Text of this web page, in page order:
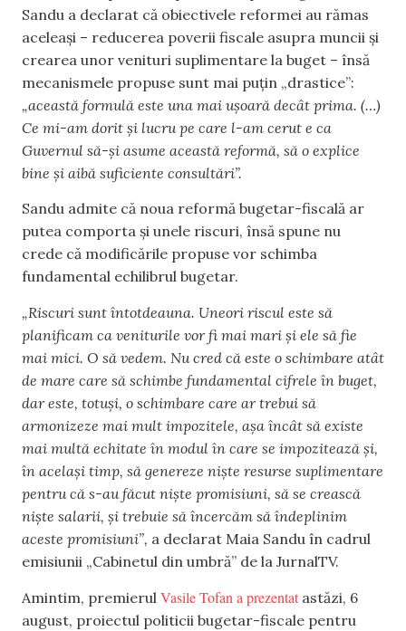
Sandu a declarat că obiectivele reformei au rămas
aceleași – reducerea poverii fiscale asupra muncii și
crearea unor venituri suplimentare la buget – însă
mecanismele propuse sunt mai puțin „drastice”:
„această formulă este una mai ușoară decât prima. (…)
Ce mi-am dorit și lucru pe care l-am cerut e ca
Guvernul să-și asume această reformă, să o explice
bine și aibă suficiente consultări”.
Sandu admite că noua reformă bugetar-fiscală ar
putea comporta și unele riscuri, însă spune nu
crede că modificările propuse vor schimba
fundamental echilibrul bugetar.
„Riscuri sunt întotdeauna. Uneori riscul este să
planificam ca veniturile vor fi mai mari și ele să fie
mai mici. O să vedem. Nu cred că este o schimbare atât
de mare care să schimbe fundamental cifrele în buget,
dar este, totuși, o schimbare care ar trebui să
armonizeze mai mult impozitele, așa încât să existe
mai multă echitate în modul în care se impozitează și,
în același timp, să genereze niște resurse suplimentare
pentru că s-au făcut niște promisiuni, să se crească
niște salarii, și trebuie să încercăm să îndeplinim
aceste promisiuni”, a declarat Maia Sandu în cadrul
emisiunii „Cabinetul din umbră” de la JurnalTV.
Amintim, premierul Vasile Tofan a prezentat astăzi, 6
august, proiectul politicii bugetar-fiscale pentru